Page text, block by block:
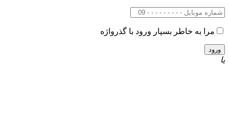
مرا به خاطر بسپار ورود با گذرواژه
یا